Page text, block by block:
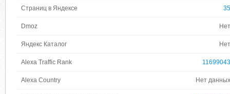
Страниц в Яндексе 35
Dmoz Нет
Яндекс Каталог Нет
Alexa Traffic Rank 11699043
Alexa Country Нет данных